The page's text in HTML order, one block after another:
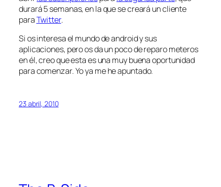
durará 5 semanas, en la que se creará un cliente
paraTwitter.
Si os interesa el mundo de android y sus
aplicaciones, pero os da un poco de reparo meteros
en él, creo que esta es una muy buena oportunidad
para comenzar. Yo ya me he apuntado.
23 abril, 2010